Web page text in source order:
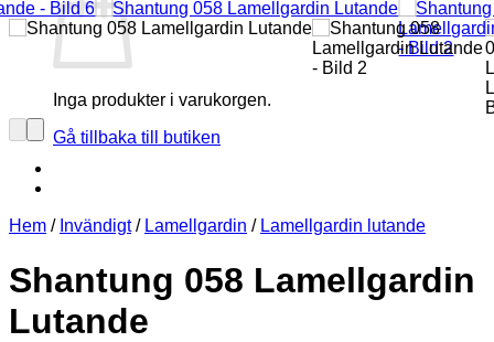
Inga produkter i varukorgen.
Gå tillbaka till butiken
Hem / Invändigt / Lamellgardin / Lamellgardin lutande
Shantung 058 Lamellgardin
Lutande